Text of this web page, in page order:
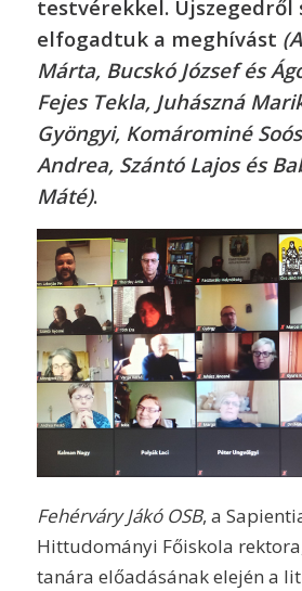
testvérekkel. Újszegedről
elfogadtuk a meghívást
Márta, Bucskó József és
Fejes Tekla, Juhászná
Gyöngyi, Komárominé
Andrea, Szántó Lajos és
Máté).
Fehérváry Jákó OSB, a
Hittudományi Főiskola
tanára előadásának elején a